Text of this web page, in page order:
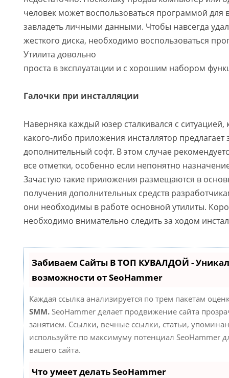
человек может воспользоваться программой для
завладеть личными данными. Чтобы навсегда
жесткого диска, необходимо воспользоваться
Утилита довольно
проста в эксплуатации и с хорошим набором
Галочки при инсталляции
Наверняка каждый юзер сталкивался с ситуацией,
какого-либо приложения инсталлятор предлагает
дополнительный софт. В этом случае
все отметки, особенно если непонятно
Зачастую такие приложения размещаются в
получения дополнительных средств
они необходимы в работе основной утилиты.
необходимо внимательно следить за ходом
Забиваем Сайты В ТОП КУВАЛДОЙ -
возможности от SeoHammer
Каждая ссылка анализируется по трем пакетам
SMM.SeoHammer делает продвижение сайта
занятием. Ссылки, вечные ссылки, статьи,
используйте по максимуму потенциал SeoHammer
вашего сайта.
Что умеет делать SeoHammer